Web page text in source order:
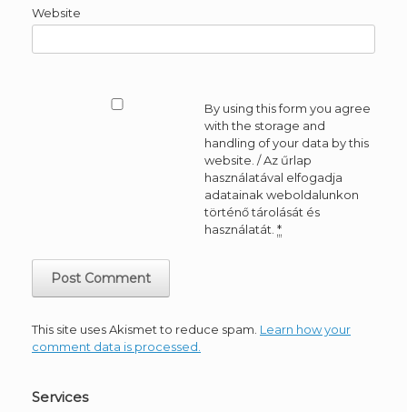
Website
By using this form you agree
with the storage and
handling of your data by this
website. / Az űrlap
használatával elfogadja
adatainak weboldalunkon
történő tárolását és
használatát. *
This site uses Akismet to reduce spam. Learn how your
comment data is processed.
Services